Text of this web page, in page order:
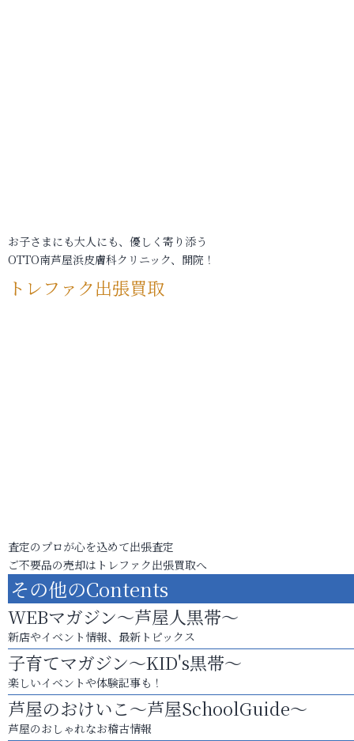
お子さまにも大人にも、優しく寄り添う
OTTO南芦屋浜皮膚科クリニック、開院！
トレファク出張買取
査定のプロが心を込めて出張査定
ご不要品の売却はトレファク出張買取へ
その他のContents
WEBマガジン～芦屋人黒帯～
新店やイベント情報、最新トピックス
子育てマガジン～KID's黒帯～
楽しいイベントや体験記事も！
芦屋のおけいこ～芦屋SchoolGuide～
芦屋のおしゃれなお稽古情報